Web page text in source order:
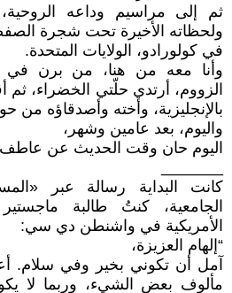
ثم إلى مراسيم وداعه الروحية،
ولحظاته الأخيرة تحت شجرة
في كولورادو، الولايات المتحدة.
وأنا معه من هنا، من برن في
الزووم، أرتدي حلّتي الخضراء، ثم
بالإنجليزية، وأخته وأصدقاؤه من
واليوم، بعد عامين وشهر،
اليوم حان وقت الحديث عن
كانت البداية رسالة عبر
الجامعية، كنتُ طالبة
الأمريكية في واشنطن دي سي:
“إلهام العزيزة،
آمل أن تكوني بخير وفي سلام.
مألوف بعض الشيء، وربما لا